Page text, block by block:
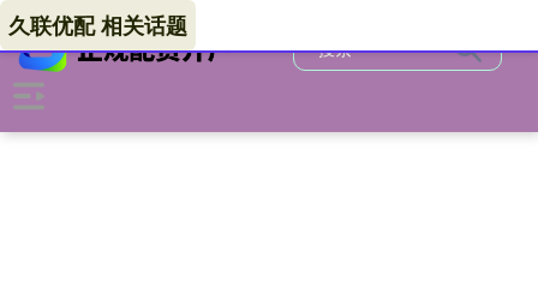
久联优配 相关话题